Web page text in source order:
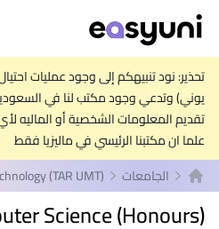
تحذير: نود تنبيهكم إلى وجود عمليات
يوني) وتدعي وجود مكتب لنا في
تقديم المعلومات الشخصية أو الماليه
علما ان مكتبنا الرئيسي في ماليزيا فقط
الصفحة الرئيسية
الجامعات (TAR UMT)
Science (Honours)